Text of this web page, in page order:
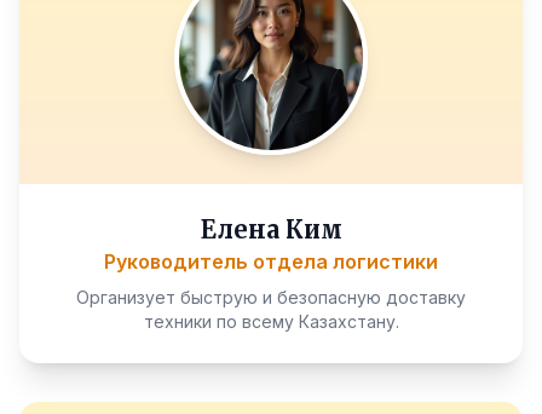
Елена Ким
Руководитель отдела логистики
Организует быструю и безопасную доставку
техники по всему Казахстану.